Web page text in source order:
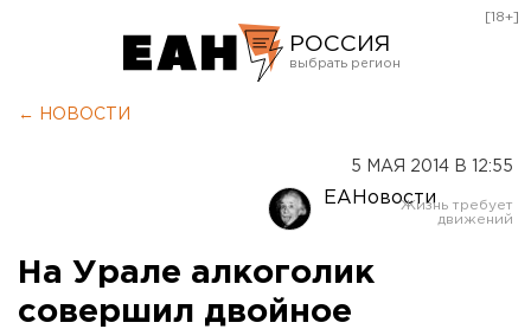
РОССИЯ
Оренбург
[18+]
← НОВОСТИ
5 МАЯ 2014 В 12:55
ЕАНовости
На Урале алкоголик
совершил двойное